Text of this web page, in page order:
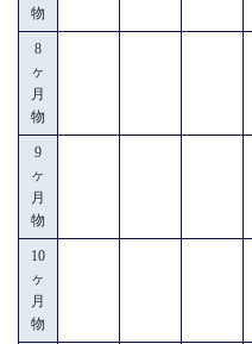
物
8
ヶ
月
物
9
ヶ
月
物
10
ヶ
月
物